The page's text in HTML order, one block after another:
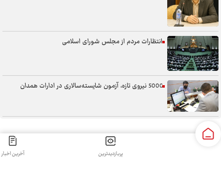
انتظارات مردم از مجلس شورای اسلامی
5000 نیروی تازه، آزمون شایسته‌سالاری در ادارات همدان
پربازدیدترین آخرین اخبار